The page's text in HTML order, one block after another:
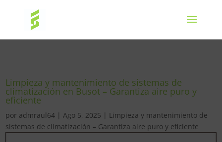
Limpieza y mantenimiento de sistemas de
climatización en Busot – Garantiza aire puro y
eficiente
por admraul64 |Ago 5, 2025 | Limpieza y mantenimiento de
sistemas de climatización – Garantiza aire puro y eficiente